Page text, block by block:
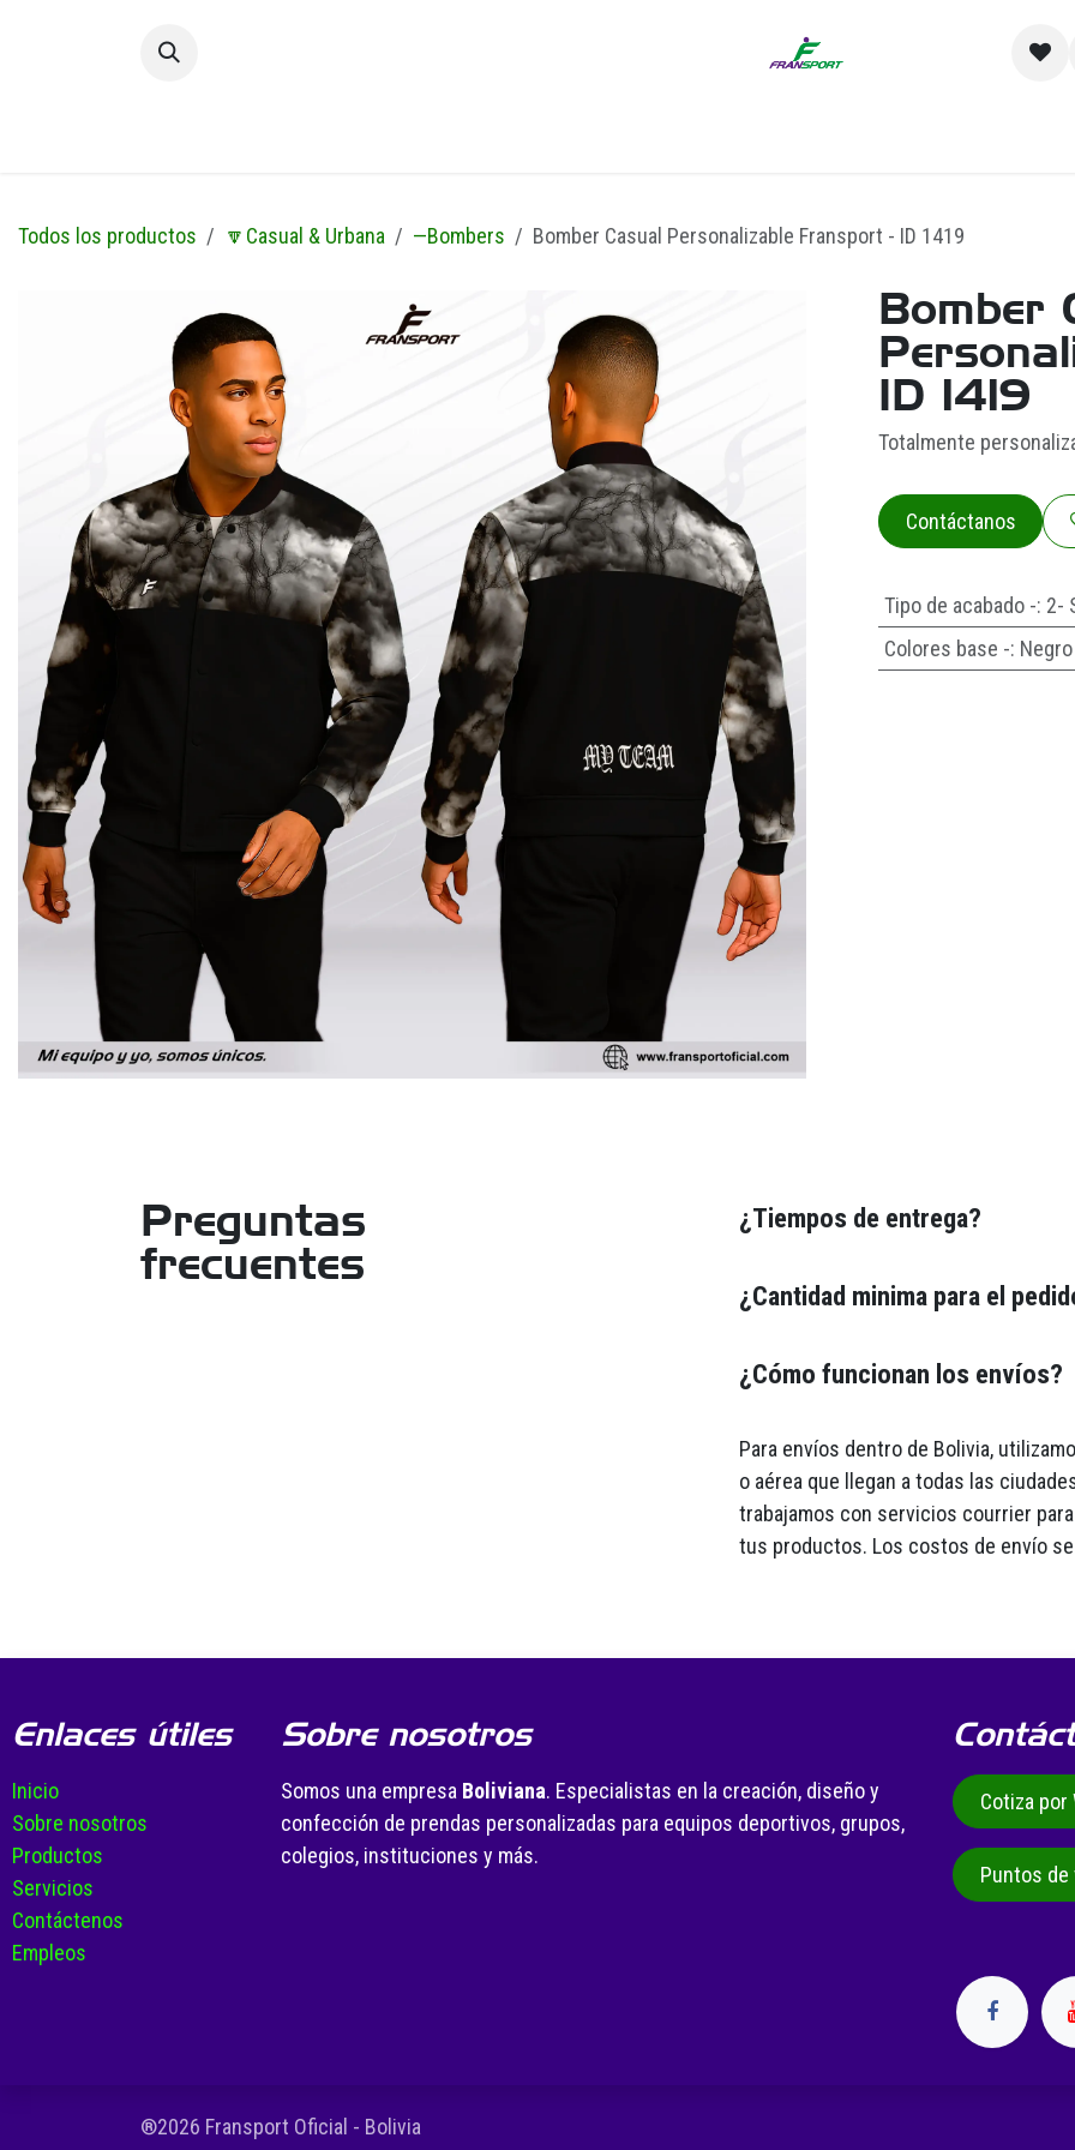
Todos los productos 🔽Casual & Urbana —Bombers Bomber Casual Personalizable Fransport - ID 1419
Bomber
ID 1419
Totalmente
Contáctanos
Tipo de acabado -: 2-
Colores base -: Negro
Preguntas
frecuentes
¿Tiempos de entrega?
¿Cantidad minima para el
¿Cómo funcionan los envíos?
Para envíos dentro de Bolivia,
o aérea que llegan a todas las
trabajamos con servicios courrier
tus productos. Los costos de envío
Enlaces útiles
Inicio
Sobre nosotros
Productos
Servicios
Contáctenos
Empleos
Sobre nosotros
Somos una empresa Boliviana. Especialistas en la creación, diseño y
confección de prendas personalizadas para equipos deportivos, grupos,
colegios, instituciones y más.
Cotiza por
Puntos de
®2026 Fransport Oficial - Bolivia